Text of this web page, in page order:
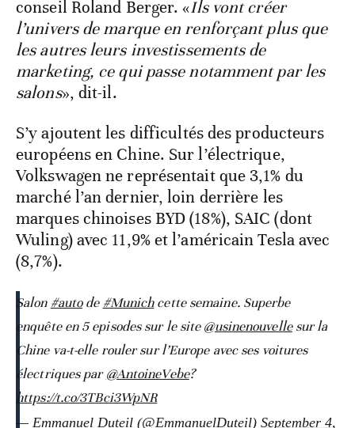
conseil Roland Berger. «Ils vont créer
l’univers de marque en renforçant plus que
les autres leurs investissements de
marketing, ce qui passe notamment par les
salons», dit-il.
S’y ajoutent les difficultés des producteurs
européens en Chine. Sur l’électrique,
Volkswagen ne représentait que 3,1% du
marché l’an dernier, loin derrière les
marques chinoises BYD (18%), SAIC (dont
Wuling) avec 11,9% et l’américain Tesla avec
(8,7%).
Salon #autode #Munichcette semaine. Superbe
enquête en 5 episodes sur le site@usinenouvellesur la
Chine va-t-elle rouler sur l’Europe avec ses voitures
électriques par@AntoineVebe?
https://t.co/3TBci3WpNR
— Emmanuel Duteil (@EmmanuelDuteil) September 4,